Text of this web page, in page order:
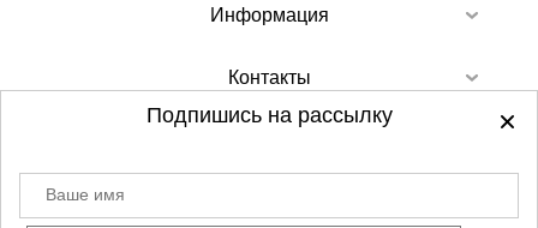
Информация
Контакты
©2012-2026 - Sellgroup.ru - все права
Подпишись на рассылку
Ваше имя